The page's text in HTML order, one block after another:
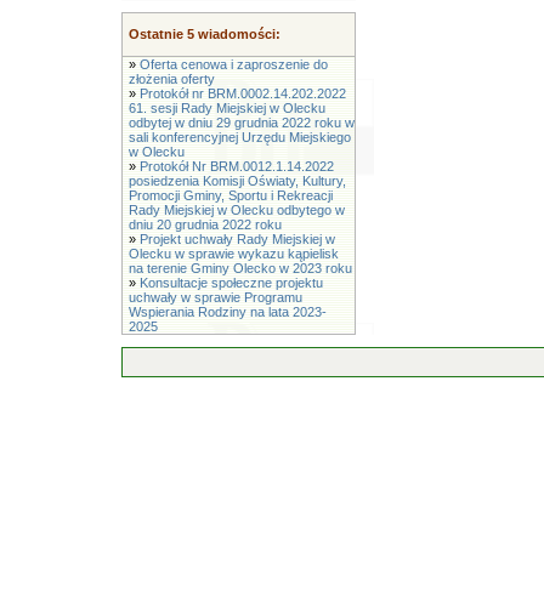
Ostatnie 5 wiadomości:
» Oferta cenowa i zaproszenie do
złożenia oferty
» Protokół nr BRM.0002.14.202.2022
61. sesji Rady Miejskiej w Olecku
odbytej w dniu 29 grudnia 2022 roku w
sali konferencyjnej Urzędu Miejskiego
w Olecku
» Protokół Nr BRM.0012.1.14.2022
posiedzenia Komisji Oświaty, Kultury,
Promocji Gminy, Sportu i Rekreacji
Rady Miejskiej w Olecku odbytego w
dniu 20 grudnia 2022 roku
» Projekt uchwały Rady Miejskiej w
Olecku w sprawie wykazu kąpielisk
na terenie Gminy Olecko w 2023 roku
» Konsultacje społeczne projektu
uchwały w sprawie Programu
Wspierania Rodziny na lata 2023-
2025